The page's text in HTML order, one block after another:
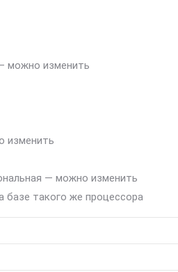
можно изменить
изменить
— можно изменить
такого же процессора